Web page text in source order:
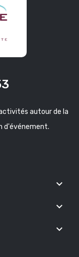
autour de la
d'événement.
keyboard_arrow_down
keyboard_arrow_down
keyboard_arrow_down